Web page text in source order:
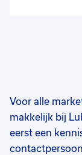
Voeg
toe
aan
Voor alle
makkelijk bij
eerst een